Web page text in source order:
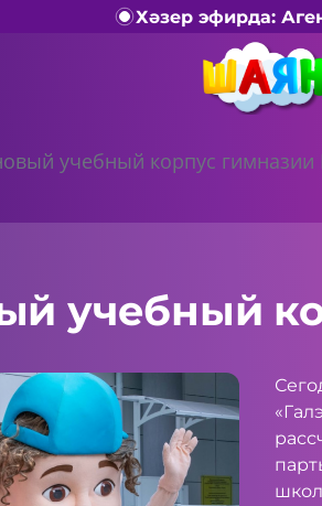
Хәзер эфирда:
учебный корпус
учебный